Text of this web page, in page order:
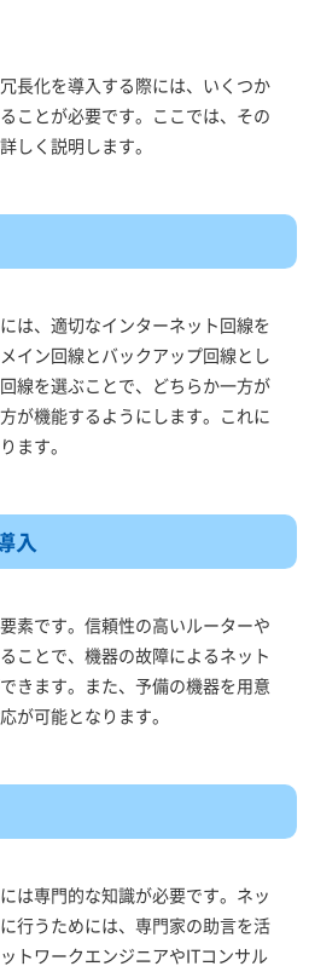
長化を導入する際には、いくつか
ことが必要です。ここでは、その
しく説明します。
は、適切なインターネット回線を
イン回線とバックアップ回線とし
線を選ぶことで、どちらか一方が
が機能するようにします。これに
ます。
入
素です。信頼性の高いルーターや
ことで、機器の故障によるネット
きます。また、予備の機器を用意
が可能となります。
は専門的な知識が必要です。ネッ
行うためには、専門家の助言を活
トワークエンジニアやITコンサル